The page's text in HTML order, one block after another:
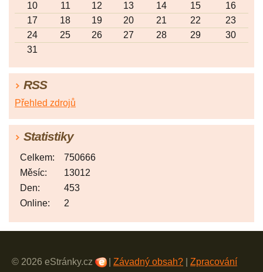
10
11 12 13 14 15
16
17
18 19 20 21 22
23
24
25 26 27 28 29
30
31
RSS
Přehled zdrojů
Statistiky
Online: 2
Celkem:
750666
Měsíc:
13012
Den:
453
© 2026 eStránky.cz Závadný obsah?
Zpracování